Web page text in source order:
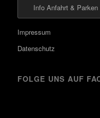
Info Anfahrt & Parken
Impressum
Datenschutz
FOLGE UNS AUF